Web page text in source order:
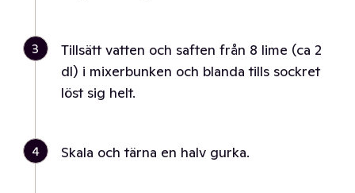
3
Tillsätt vatten och saften från 8 lime (ca 2
dl) i mixerbunken och blanda tills sockret
löst sig helt.
4 Skala och tärna en halv gurka.